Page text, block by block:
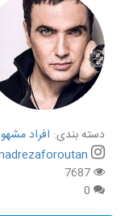
دسته بندی: افراد